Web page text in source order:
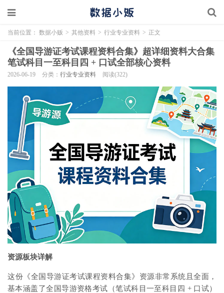
当前位置： 数据小贩 > 其他资料 > 行业专业资料 > 正文
《全国导游证考试课程资料合集》超详细资料大合集
笔试科目一至科目四 + 口试全部核心资料
2026-06-19 分类： 行业专业资料 阅读(322)
资源板块详解
这份《全国导游证考试课程资料合集》资源非常系统且全面，
基本涵盖了全国导游资格考试（笔试科目一至科目四 + 口试）